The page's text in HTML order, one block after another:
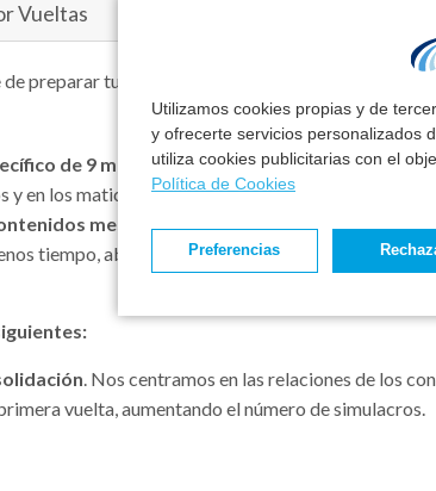
Utilizamos cookies propias y de
y ofrecerte servicios personalizados
utiliza cookies publicitarias con el
Política de Cookies
Preferencias
Vueltas
preparar tu oposición. Sistema de vueltas:
de 9 meses o módulos + 1 de legislación
y en los matices de los conceptos.
mes a mes. Si la fecha del examen se
tiempo, abonándose adicionalmente los meses o
. Nos centramos en las relaciones de los
vuelta, aumentando el número de simulacros.